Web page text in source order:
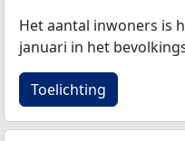
Het aantal inwoners is
januari in het
Toelichting